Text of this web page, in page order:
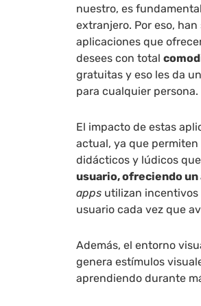
nuestro, es
extranjero. Por eso,
aplicaciones que
desees con total
gratuitas y eso les da
para cualquier persona.
El impacto de estas
actual, ya que
didácticos y lúdicos
usuario, ofreciendo
apps utilizan incentivos
usuario cada vez que
Además, el entorno
genera estímulos
aprendiendo durante